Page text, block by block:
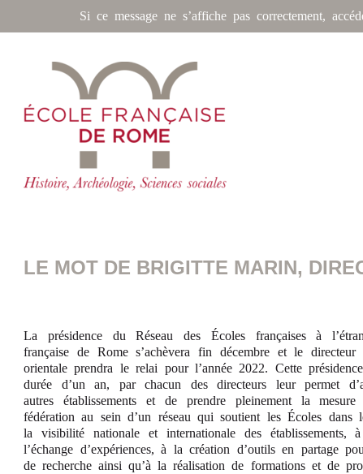
Si ce message ne s’affiche pas correctement,
LE MOT DE BRIGITTE MARIN,
La présidence du Réseau des Écoles françaises à
française de Rome s’achèvera fin décembre et le directeur
orientale prendra le relai pour l’année 2022. Cette
durée d’un an, par chacun des directeurs leur permet
autres établissements et de prendre pleinement la
fédération au sein d’un réseau qui soutient les Écoles
la visibilité nationale et internationale des établissements,
l’échange d’expériences, à la création d’outils en partage
de recherche ainsi qu’à la réalisation de formations et de